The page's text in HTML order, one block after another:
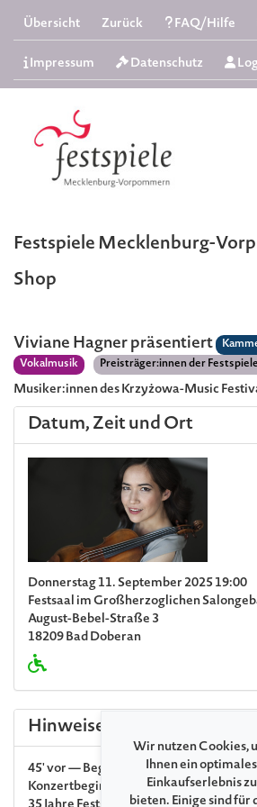
Übersicht Zurück FAQ/Hilfe
Impressum Datenschutz
Festspiele Mecklenburg-
Shop
Viviane Hagner präsentiert
Vokalmusik
Preisträger:innen der
Musiker:innen des Krzyżowa-Music
Datum, Zeit und Ort
Donnerstag 11. September 2025 19:00
Festsaal im Großherzoglichen
August-Bebel-Straße 3
18209 Bad Doberan
Hinweise
45' vor — Begegnungen &
Konzertbeginn
Wir nutzen Cookies,
Ihnen ein optimales
Einkaufserlebnis zu
bieten. Einige sind für